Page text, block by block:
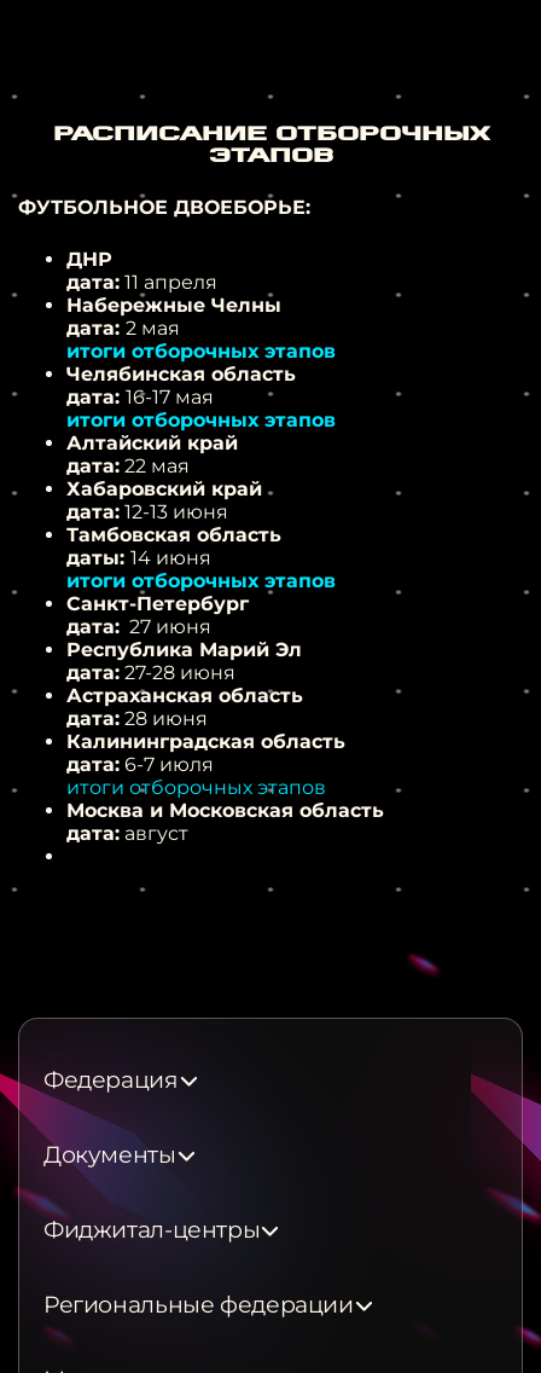
РАСПИСАНИЕ ОТБОРОЧНЫХ
ЭТАПОВ
ФУТБОЛЬНОЕ ДВОЕБОРЬЕ:
ДНР
дата: 11 апреля
Набережные Челны
дата: 2 мая
итоги отборочных этапов
Челябинская область
дата: 16-17 мая
итоги отборочных этапов
Алтайский край
дата: 22 мая
Хабаровский край
дата: 12-13 июня
Тамбовская область
даты: 14 июня
итоги отборочных этапов
Санкт-Петербург
дата: 27 июня
Республика Марий Эл
дата: 27-28 июня
Астраханская область
дата: 28 июня
Калининградская область
дата: 6-7 июля
итоги отборочных этапов
Москва и Московская область
дата: август
Федерация
Документы
Фиджитал-центры
Региональные федерации